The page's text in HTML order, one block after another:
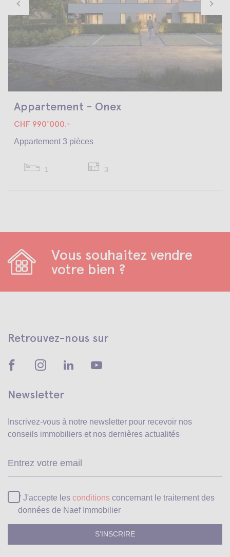
Appartement - Onex
CHF 990'000.-
Appartement 3 pièces
1 3
Vous souhaitez vendre
votre bien ?
Retrouvez-nous sur
Newsletter
Inscrivez-vous à notre newsletter pour recevoir nos
conseils immobiliers et nos dernières actualités
* J'accepte les conditions concernant le traitement des
données de Naef Immobilier